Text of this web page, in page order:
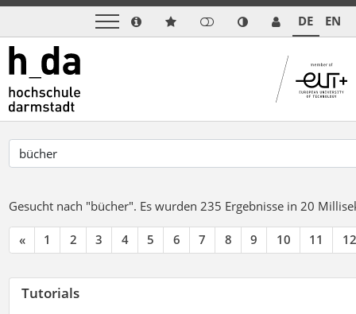
DE EN
Gesucht nach "bücher". Es wurden 235 Ergebnisse in 20
« 1 2 3 4 5 6 7 8 9 10 11 12
Tutorials